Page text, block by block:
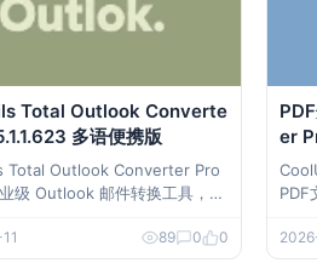
Total Outlook Converte
多语便携版
Total Outlook Converter Pro
级 Outlook 邮件转换工具，能
等格式）批量转换为 PDF、DO
、TXT、TIFF 等常用文档格
89 0 0
er
PDF
理和处理
具